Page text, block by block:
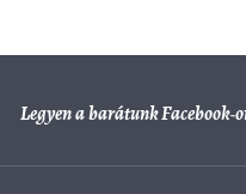
Legyen a barátunk Facebook-